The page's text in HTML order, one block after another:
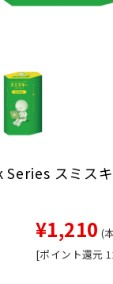
Series スミス
¥1,210 (
[ポイント還元